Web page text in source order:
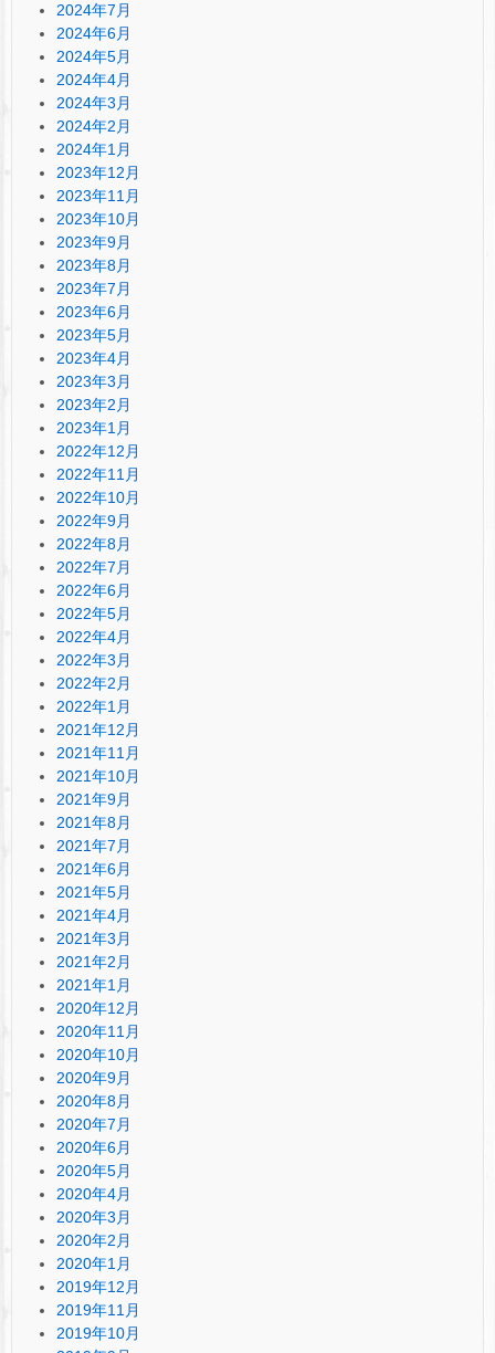
2024年7月
2024年6月
2024年5月
2024年4月
2024年3月
2024年2月
2024年1月
2023年12月
2023年11月
2023年10月
2023年9月
2023年8月
2023年7月
2023年6月
2023年5月
2023年4月
2023年3月
2023年2月
2023年1月
2022年12月
2022年11月
2022年10月
2022年9月
2022年8月
2022年7月
2022年6月
2022年5月
2022年4月
2022年3月
2022年2月
2022年1月
2021年12月
2021年11月
2021年10月
2021年9月
2021年8月
2021年7月
2021年6月
2021年5月
2021年4月
2021年3月
2021年2月
2021年1月
2020年12月
2020年11月
2020年10月
2020年9月
2020年8月
2020年7月
2020年6月
2020年5月
2020年4月
2020年3月
2020年2月
2020年1月
2019年12月
2019年11月
2019年10月